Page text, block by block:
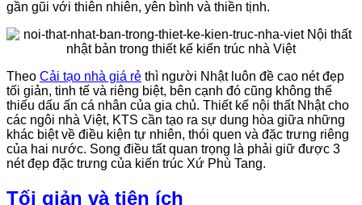
gần gũi với thiên nhiên, yên bình và thiền tịnh.
Theo Cải tạo nhà giá rẻ thì người Nhật luôn đề cao nét đẹp
tối giản, tinh tế và riêng biệt, bên cạnh đó cũng không thể
thiếu dấu ấn cá nhân của gia chủ. Thiết kế nội thất Nhật cho
các ngôi nhà Việt, KTS cần tạo ra sự dung hòa giữa những
khác biệt về điều kiện tự nhiên, thói quen và đặc trưng riêng
của hai nước. Song điều tất quan trọng là phải giữ được 3
nét đẹp đặc trưng của kiến trúc Xứ Phù Tang.
Tối giản và tiện ích